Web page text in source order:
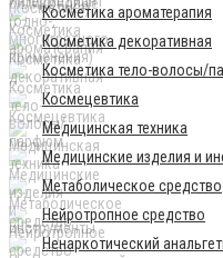
Косметика ароматерапия
Косметика декоративная
Косметика тело-волосы/
Космецевтика
Медицинская техника
Медицинские изделия и
Метаболическое средство
Нейротропное средство
Ненаркотический